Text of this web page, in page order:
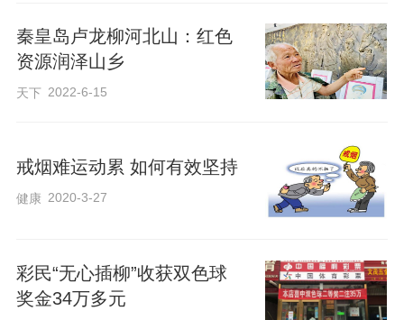
大义，就先从楚怀王下手。他说，你楚怀
王这么英明伟大，拥兵百万，战车千乘，
而受制于五个小国，仰人鼻息，太亏了。
下，这样你就成了天下第一，连秦也要让
你三分。如果陛下同意的话，我们秦国先
给贵国十五座城池六百里的土地，以示诚
上宣布与齐、赵等国断交，六国之盟瞬间
倒塌。屈原是个明白人，知道消息后马上
秦皇岛卢龙柳河北山：红色
资源润泽山乡
天下 2022-6-15
戒烟难运动累 如何有效坚持
健康 2020-3-27
彩民“无心插柳”收获双色球
奖金34万多元